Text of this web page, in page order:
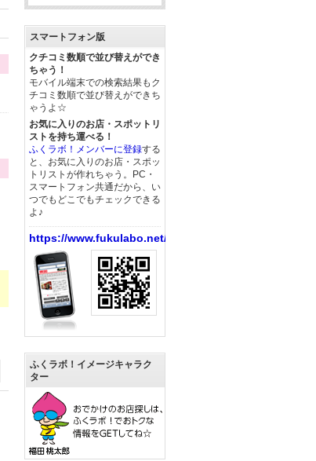
スマートフォン版
クチコミ数順で並び替えができ
ちゃう！
モバイル端末での検索結果もク
チコミ数順で並び替えができち
ゃうよ☆
お気に入りのお店・スポットリ
ストを持ち運べる！
ふくラボ！メンバーに登録する
と、お気に入りのお店・スポッ
トリストが作れちゃう。PC・
スマートフォン共通だから、い
つでもどこでもチェックできる
よ♪
https://www.fukulabo.net/
ふくラボ！イメージキャラク
ター